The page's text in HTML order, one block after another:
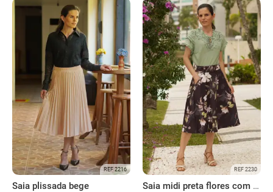
REF 2216
Saia plissada bege
REF 2230
Saia midi preta flores com bolsos